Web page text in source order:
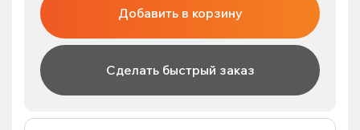
Добавить в корзину
Сделать быстрый заказ